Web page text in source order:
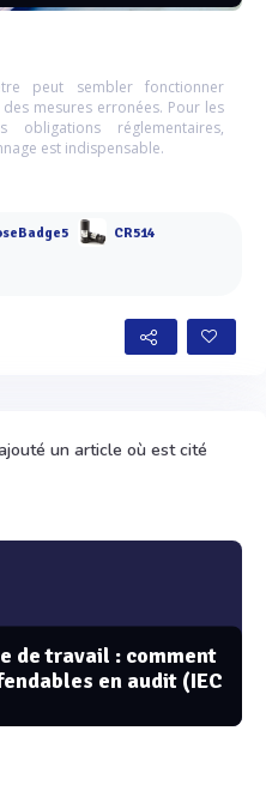
peut sembler fonctionner
mesures erronées. Pour les
réglementaires,
est indispensable.
CR514
un article où est cité
de travail : comment
en audit (IEC